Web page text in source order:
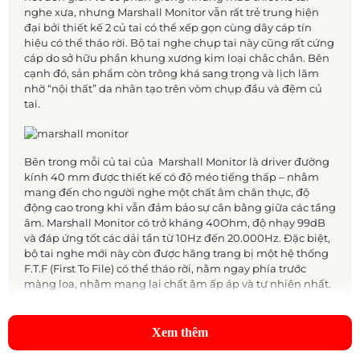
nghe xưa, nhưng Marshall Monitor vẫn rất trẻ trung hiện
đại bởi thiết kế 2 củ tai có thể xếp gọn cùng dây cáp tín
hiệu có thể tháo rời. Bộ tai nghe chụp tai này cũng rất cứng
cáp do sở hữu phần khung xương kim loại chắc chắn. Bên
cạnh đó, sản phẩm còn trông khá sang trọng và lịch lãm
nhờ “nội thất” da nhân tạo trên vòm chụp đầu và đệm củ
tai.
Bên trong mỗi củ tai của Marshall Monitor là driver đường
kính 40 mm được thiết kế có độ méo tiếng thấp – nhằm
mang đến cho người nghe một chất âm chân thực, độ
động cao trong khi vẫn đảm bảo sự cân bằng giữa các tầng
âm. Marshall Monitor có trở kháng 40Ohm, độ nhạy 99dB
và đáp ứng tốt các dải tần từ 10Hz đến 20.000Hz. Đặc biệt,
bộ tai nghe mới này còn được hãng trang bị một hệ thống
F.T.F (First To File) có thể tháo rời, nằm ngay phía trước
màng loa, nhằm mang lại chất âm ấp áp và tự nhiên nhất.
Xem thêm